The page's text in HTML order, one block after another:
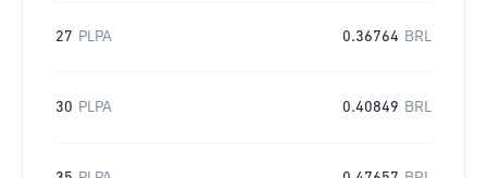
27 PLPA 0.36764 BRL
30 PLPA 0.40849 BRL